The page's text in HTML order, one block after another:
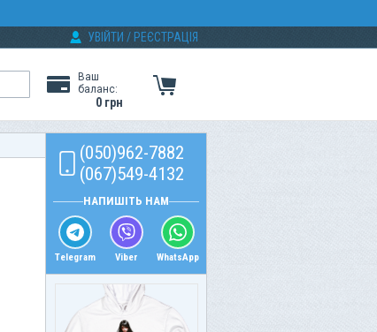
УВІЙТИ / РЕЄСТРАЦІЯ
Ваш
баланс:
0 грн
(050)962-7882
(067)549-4132
НАПИШІТЬ НАМ
Telegram Viber WhatsApp